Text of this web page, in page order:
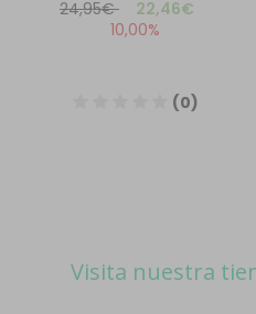
Visita nuestra